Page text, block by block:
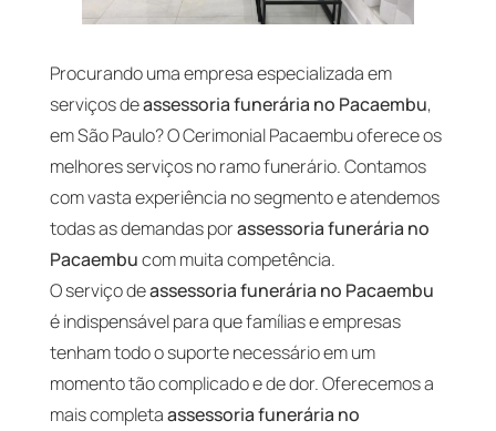
Procurando uma empresa especializada em
serviços deassessoria funerária no Pacaembu,
em São Paulo? O Cerimonial Pacaembu oferece os
melhores serviços no ramo funerário. Contamos
com vasta experiência no segmento e atendemos
todas as demandas porassessoria funerária no
Pacaembucom muita competência.
O serviço deassessoria funerária no Pacaembu
é indispensável para que famílias e empresas
tenham todo o suporte necessário em um
momento tão complicado e de dor. Oferecemos a
mais completaassessoria funerária no